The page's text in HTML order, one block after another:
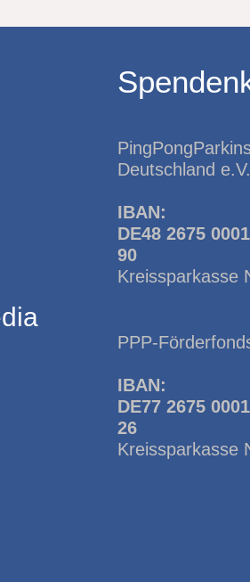
Deutschland e.V.
IBAN:
DE48 2675
90
Kreissparkasse
PPP-
IBAN:
DE77 2675
26
Kreissparkasse